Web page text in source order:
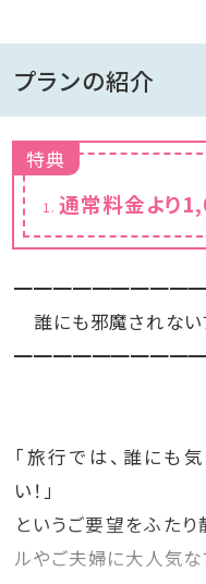
プランの紹介
特典
通常料金より
誰にも邪魔されない
「旅行では、誰にも
い！」
というご要望をふた
ルやご夫婦に大人気な